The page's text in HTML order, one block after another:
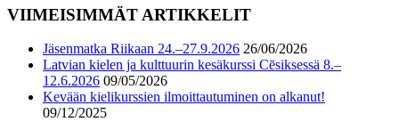
VIIMEISIMMÄT ARTIKKELIT
Jäsenmatka Riikaan 24.–27.9.2026 26/06/2026
Latvian kielen ja kulttuurin kesäkurssi Cēsiksessä 8.–
12.6.2026 09/05/2026
Kevään kielikurssien ilmoittautuminen on alkanut!
09/12/2025